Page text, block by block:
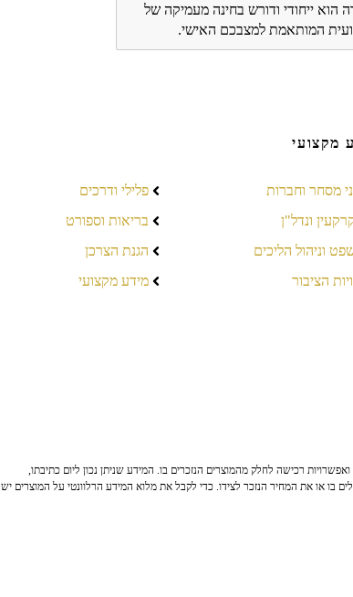
הוא ייחודי ודורש בחינה מעמיקה של
המותאמת למצבכם האישי.
מקצועי
מסחר וחברות
ונדל"ן
וניהול הליכים
הציבור
פלילי ודרכים
בריאות וספורט
הגנת הצרכן
מידע מקצועי
רכישה לחלק מהמוצרים הנזכרים בו. המידע שניתן נכון ליום כתיבתו,
בו או את המחיר הנזכר לצידו. כדי לקבל את מלוא המידע הרלוונטי על המוצרים יש